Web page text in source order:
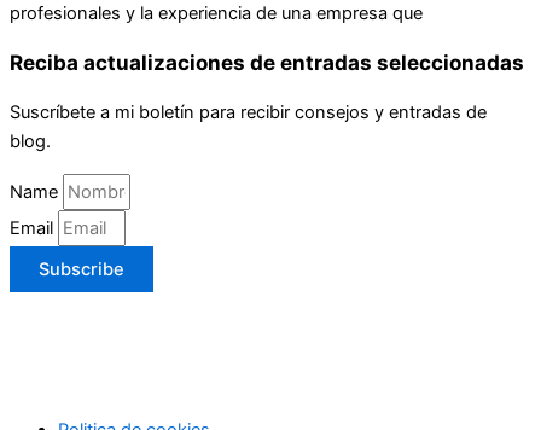
profesionales y la experiencia de una empresa que
Reciba actualizaciones de entradas seleccionadas
Suscríbete a mi boletín para recibir consejos y entradas de
blog.
Name
Email
Subscribe